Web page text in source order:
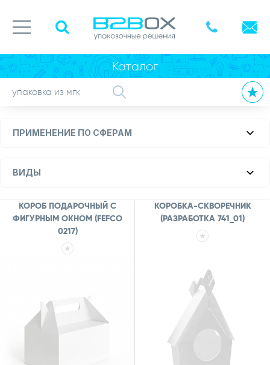
Каталог
ПРИМЕНЕНИЕ ПО СФЕРАМ
ВИДЫ
КОРОБ ПОДАРОЧНЫЙ С
ФИГУРНЫМ ОКНОМ (FEFCO
0217)
КОРОБКА-СКВОРЕЧНИК
(РАЗРАБОТКА 741_01)